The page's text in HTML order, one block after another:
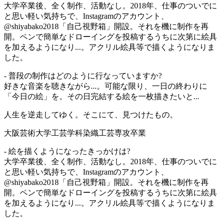
大学卒業後、全く制作、活動なし。2018年、仕事のついでに
と思い軽い気持ちで、Instagramのアカウント、
@shiyabako2018「自己視野箱」開設。それを機に制作を再
開。ペンで簡単なドローイングを投稿するうちに次第に絵具
を加えるようになり...。アクリル絵具等で描くようになりま
した。
- 普段の制作はどのように行なっていますか?
好きな音楽を聴きながら...。可能な限り、一日の終わりに
「今日の絵」を。その日完結する絵を一枚描きたいと...
人生を逆走してゆく。そこにて、見つけたもの。
大阪芸術大学工芸学科染織工芸専攻卒業
- 絵を描くようになったきっかけは?
大学卒業後、全く制作、活動なし。2018年、仕事のついでに
と思い軽い気持ちで、Instagramのアカウント、
@shiyabako2018「自己視野箱」開設。それを機に制作を再
開。ペンで簡単なドローイングを投稿するうちに次第に絵具
を加えるようになり...。アクリル絵具等で描くようになりま
した。